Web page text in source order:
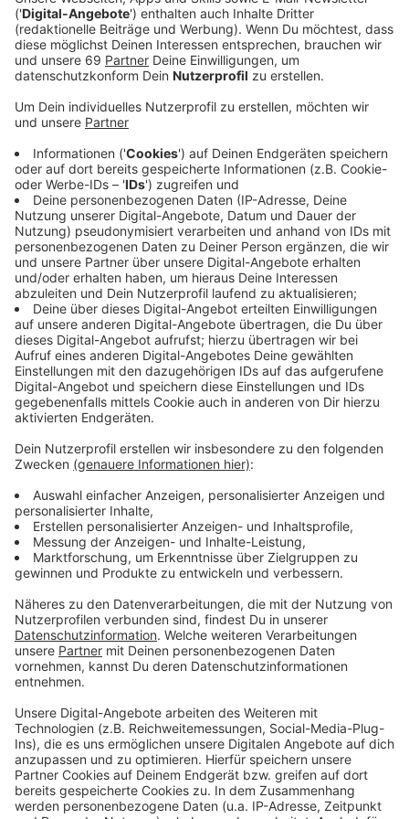
Anzeige
Der Einzelhandel in Deutschland hat 2021 einen
Rekordumsatz erzielt, trotz der Beschränkungen zur
Bekämpfung der Pandemie. Wie es vom Statistischen
Bundesamt heißt, ist der Umsatz vor allem dank des
boomenden Online-Handels gestiegen.
Anzeige
Der Handelsverband Westfalen-Münsterland sieht die
Lage allerdings differenzierter. Klar habe durch den
Lockdown der Onlinehandel Fahrt aufgenommen, der
stationäre Handel hatte es aber schwer. Schließlich
seien Kund:innen von außerhalb lange Zeit
ausgeblieben. Durch Maskenpflicht und sonstige
Coronamaßnahmen hätten sie oft kein positives
Einkaufserlebnis gehabt.
Anzeige
Auf der anderen Seite zählte der Lebensmittelhandel
zu den Gewinnern. Er hatte trotz aller Lockdowns
immer für alle öffnen dürfen. Die Händler im
Münsterland sagen auch: Umsatz ist nicht gleich
Gewinn. Schutz- und Hygienemaßnahmen für ihre
Geschäfte hätten auch hohe Kosten verursacht.
Insofern sind viele mit dem Pandemie-Jahr nicht so
zufrieden wie es die Statistik Glauben macht.
Anzeige